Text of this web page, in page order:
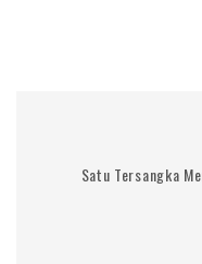
Satu Tersangka